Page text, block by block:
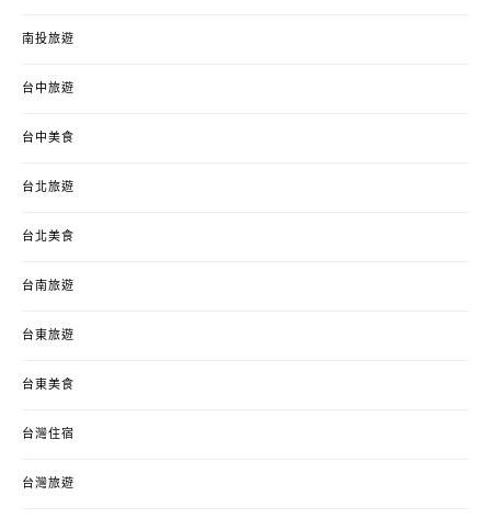
南投旅遊
台中旅遊
台中美食
台北旅遊
台北美食
台南旅遊
台東旅遊
台東美食
台灣住宿
台灣旅遊